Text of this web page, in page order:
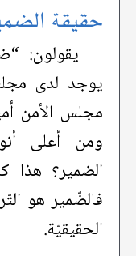
حقيقة
يقولون:
يوجد لدى
مجلس الأمن
ومن أعلى
الضمير؟ هذا
فالضّمير هو
الحقيقيّة.